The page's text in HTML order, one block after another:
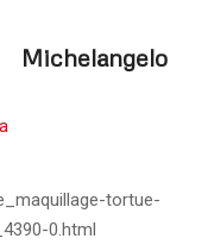
tortue-
0.html